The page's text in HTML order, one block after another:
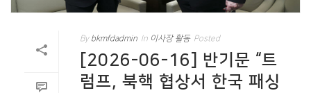
By bkmfdadmin In 이사장 활동 Posted
[2026-06-16] 반기문 “트
럼프, 북핵 협상서 한국 패싱